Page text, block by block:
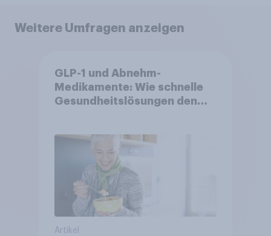
Weitere Umfragen anzeigen
GLP-1 und Abnehm-
Medikamente: Wie schnelle
Gesundheitslösungen den
Artikel